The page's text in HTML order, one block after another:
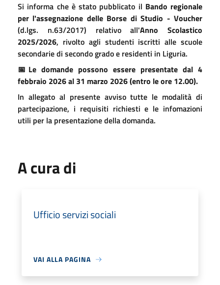
Si informa che è stato pubblicato il Bando regionale
per l'assegnazione delle Borse di Studio - Voucher
(d.lgs. n.63/2017) relativo all'Anno Scolastico
2025/2026, rivolto agli studenti iscritti alle scuole
secondarie di secondo grado e residenti in Liguria.
📅Le domande possono essere presentate dal 4
febbraio 2026 al 31 marzo 2026 (entro le ore 12.00).
In allegato al presente avviso tutte le modalità di
partecipazione, i requisiti richiesti e le infomazioni
utili per la presentazione della domanda.
A cura di
Ufficio servizi sociali
VAI ALLA PAGINA